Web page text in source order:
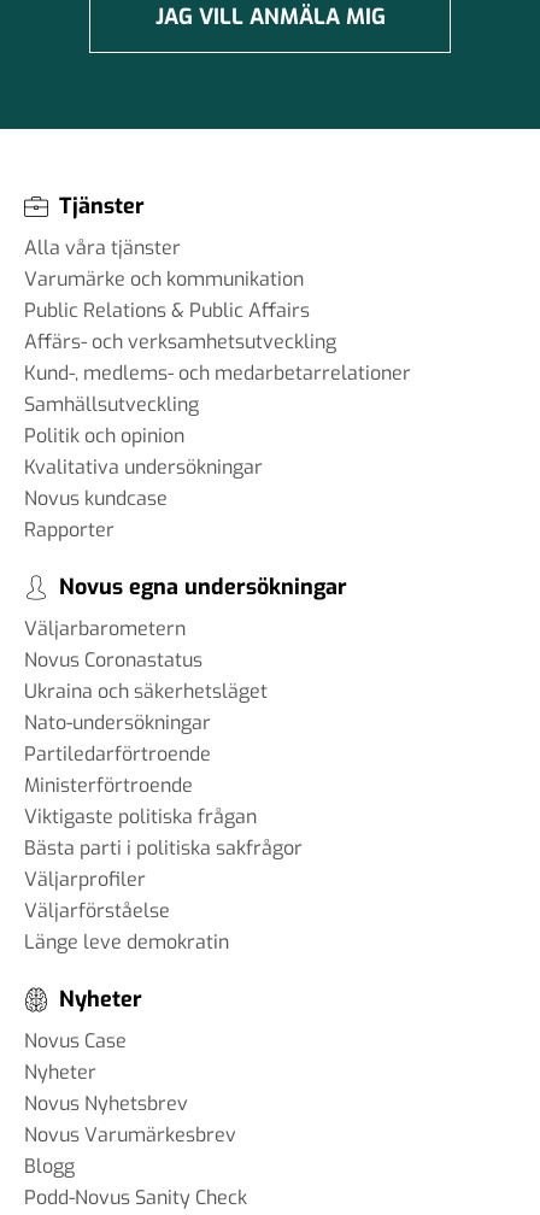
JAG VILL ANMÄLA MIG
Tjänster
Alla våra tjänster
Varumärke och kommunikation
Public Relations & Public Affairs
Affärs- och verksamhetsutveckling
Kund-, medlems- och medarbetarrelationer
Samhällsutveckling
Politik och opinion
Kvalitativa undersökningar
Novus kundcase
Rapporter
Novus egna undersökningar
Väljarbarometern
Novus Coronastatus
Ukraina och säkerhetsläget
Nato-undersökningar
Partiledarförtroende
Ministerförtroende
Viktigaste politiska frågan
Bästa parti i politiska sakfrågor
Väljarprofiler
Väljarförståelse
Länge leve demokratin
Nyheter
Novus Case
Nyheter
Novus Nyhetsbrev
Novus Varumärkesbrev
Blogg
Podd-Novus Sanity Check